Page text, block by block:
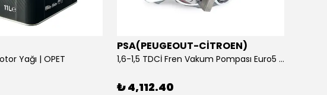
Yağı | OPET
PSA(PEUGEOUT-CİTROEN)
1,6-1,5 TDCİ Fren Vakum Pompası Euro5 2013-2018 | ORİJİNAL
₺ 4,112.40